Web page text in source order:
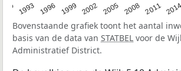
1993 1996 1999 2002 2005 2008 2011 2014
Bovenstaande grafiek toont het aantal
basis van de data van STATBEL voor de
Administratief District.